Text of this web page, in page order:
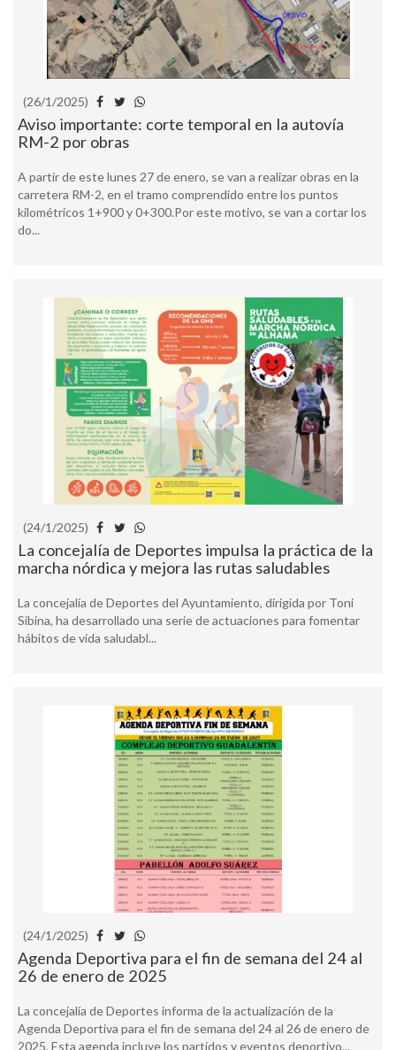
(26/1/2025)
Aviso importante: corte temporal en la autovía
RM-2 por obras
A partir de este lunes 27 de enero, se van a realizar obras en la
carretera RM-2, en el tramo comprendido entre los puntos
kilométricos 1+900 y 0+300.Por este motivo, se van a cortar los
do...
(24/1/2025)
La concejalía de Deportes impulsa la práctica de la
marcha nórdica y mejora las rutas saludables
La concejalía de Deportes del Ayuntamiento, dirigida por Toni
Sibina, ha desarrollado una serie de actuaciones para fomentar
hábitos de vida saludabl...
(24/1/2025)
Agenda Deportiva para el fin de semana del 24 al
26 de enero de 2025
La concejalía de Deportes informa de la actualización de la
Agenda Deportiva para el fin de semana del 24 al 26 de enero de
2025. Esta agenda incluye los partidos y eventos deportivo...